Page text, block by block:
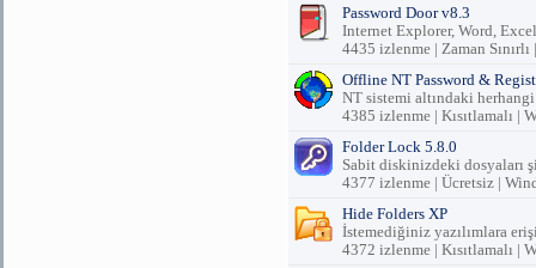
Password Door v8.3
Internet Explorer, Word,
4435 izlenme | Zaman
Offline NT Password &
NT sistemi altındaki
4385 izlenme | Kısıtlamalı |
Folder Lock 5.8.0
Sabit diskinizdeki dosyaları
4377 izlenme | Ücretsiz |
Hide Folders XP
İstemediğiniz yazılımlara
4372 izlenme | Kısıtlamalı |